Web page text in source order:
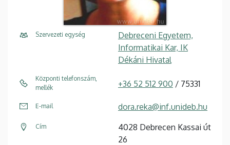
Szervezeti egység
Debreceni Egyetem,
Informatikai Kar, IK
Dékáni Hivatal
Központi telefonszám,
mellék
+36 52 512 900 / 75331
E-mail dora.reka@inf.unideb.hu
Cím
4028 Debrecen Kassai út
26